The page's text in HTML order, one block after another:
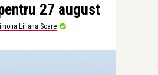
27 august
Liliana Soare